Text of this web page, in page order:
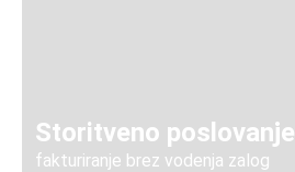
Storitveno poslovanje
fakturiranje brez vodenja zalog